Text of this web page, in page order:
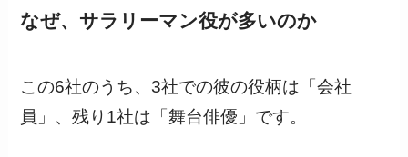
なぜ、サラリーマン役が多いのか
この6社のうち、3社での彼の役柄は「会社
員」、残り1社は「舞台俳優」です。